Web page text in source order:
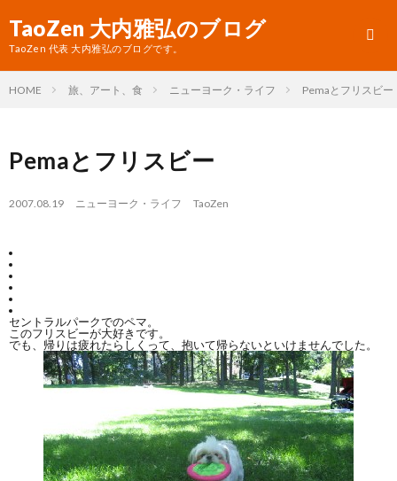
TaoZen 大内雅弘のブログ
TaoZen 代表 大内雅弘のブログです。
HOME 旅、アート、食 ニューヨーク・ライフ Pemaとフリスビー
Pemaとフリスビー
2007.08.19 ニューヨーク・ライフ TaoZen
セントラルパークでのペマ。
このフリスビーが大好きです。
でも、帰りは疲れたらしくって、抱いて帰らないといけませんでした。